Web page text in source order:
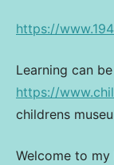
https://
Learning can
https://
childrens
Welcome to my